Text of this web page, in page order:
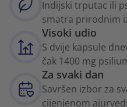
Indijski trputac ili
smatra prirodnim
Visoki udio
S dvije kapsule
čak 1400 mg
Za svaki dan
Savršen izbor za
cijenjenom